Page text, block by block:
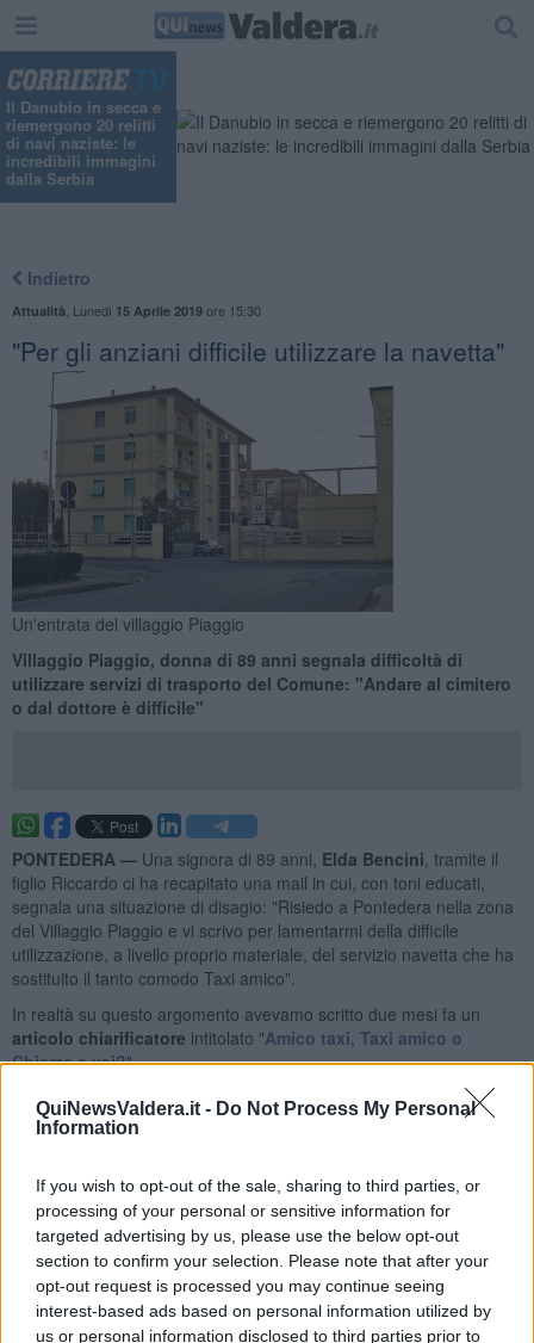
QuiNewsValdera.it - Do Not Process My Personal
Information
If you wish to opt-out of the sale, sharing to third parties, or
processing of your personal or sensitive information for
targeted advertising by us, please use the below opt-out
section to confirm your selection. Please note that after your
opt-out request is processed you may continue seeing
interest-based ads based on personal information utilized by
us or personal information disclosed to third parties prior to
Il Danubio in secca e
riemergono 20 relitti
di navi naziste: le
incredibili immagini
dalla Serbia
Indietro
Attualità Lunedì 15 Aprile 2019ore 15:30
"Per gli anziani difficile utilizzare la navetta"
Un'entrata del villaggio Piaggio
Villaggio Piaggio, donna di 89 anni segnala difficoltà di
utilizzare servizi di trasporto del Comune: "Andare al cimitero
o dal dottore è difficile"
PONTEDERA — Una signora di 89 anni, Elda Bencini , tramite il
figlio Riccardo ci ha recapitato una mail in cui, con toni educati,
segnala una situazione di disagio: "Risiedo a Pontedera nella zona
del Villaggio Piaggio e vi scrivo per lamentarmi della difficile
utilizzazione, a livello proprio materiale, del servizio navetta che ha
sostituito il tanto comodo Taxi amico".
In realtà su questo argomento avevamo scritto due mesi fa un
articolo chiarificatore intitolato "Amico taxi, Taxi amico o
Chiama e vai?".
dei consiglieri comunali diForza Italia Barabotti e Pandolfi(nel
frattempo passati alla Lega, ndr), che avevanolamentato
disservizi per quanto riguarda il Taxi Amicogestito dal
Comune.
In realtàil servizio "Taxi Amico" è un'altra cosa. Infatti i
trasferimenti agevolati per gli anziani di Pontedera sono garantiti da